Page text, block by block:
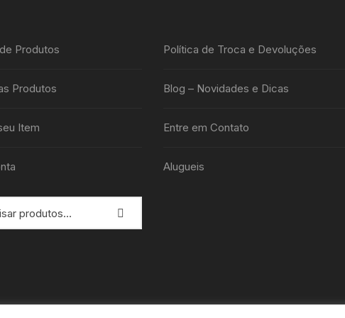
Produtos
Produtos
Item
Política de Troca e Devoluções
Blog – Novidades e Dicas
Entre em Contato
Alugueis